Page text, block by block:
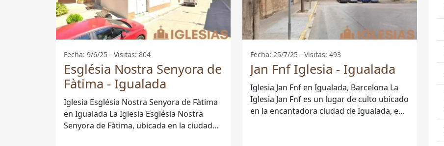
Fecha: 9/6/25 - Visitas: 804
Església Nostra Senyora de
Fàtima - Igualada
Iglesia Església Nostra Senyora de Fàtima
en Igualada La Iglesia Església Nostra
Senyora de Fàtima, ubicada en la ciudad
Fecha: 25/7/25 - Visitas: 493
Jan Fnf Iglesia - Igualada
Iglesia Jan Fnf en Igualada, Barcelona La
Iglesia Jan Fnf es un lugar de culto ubicado
en la encantadora ciudad de Igualada, en